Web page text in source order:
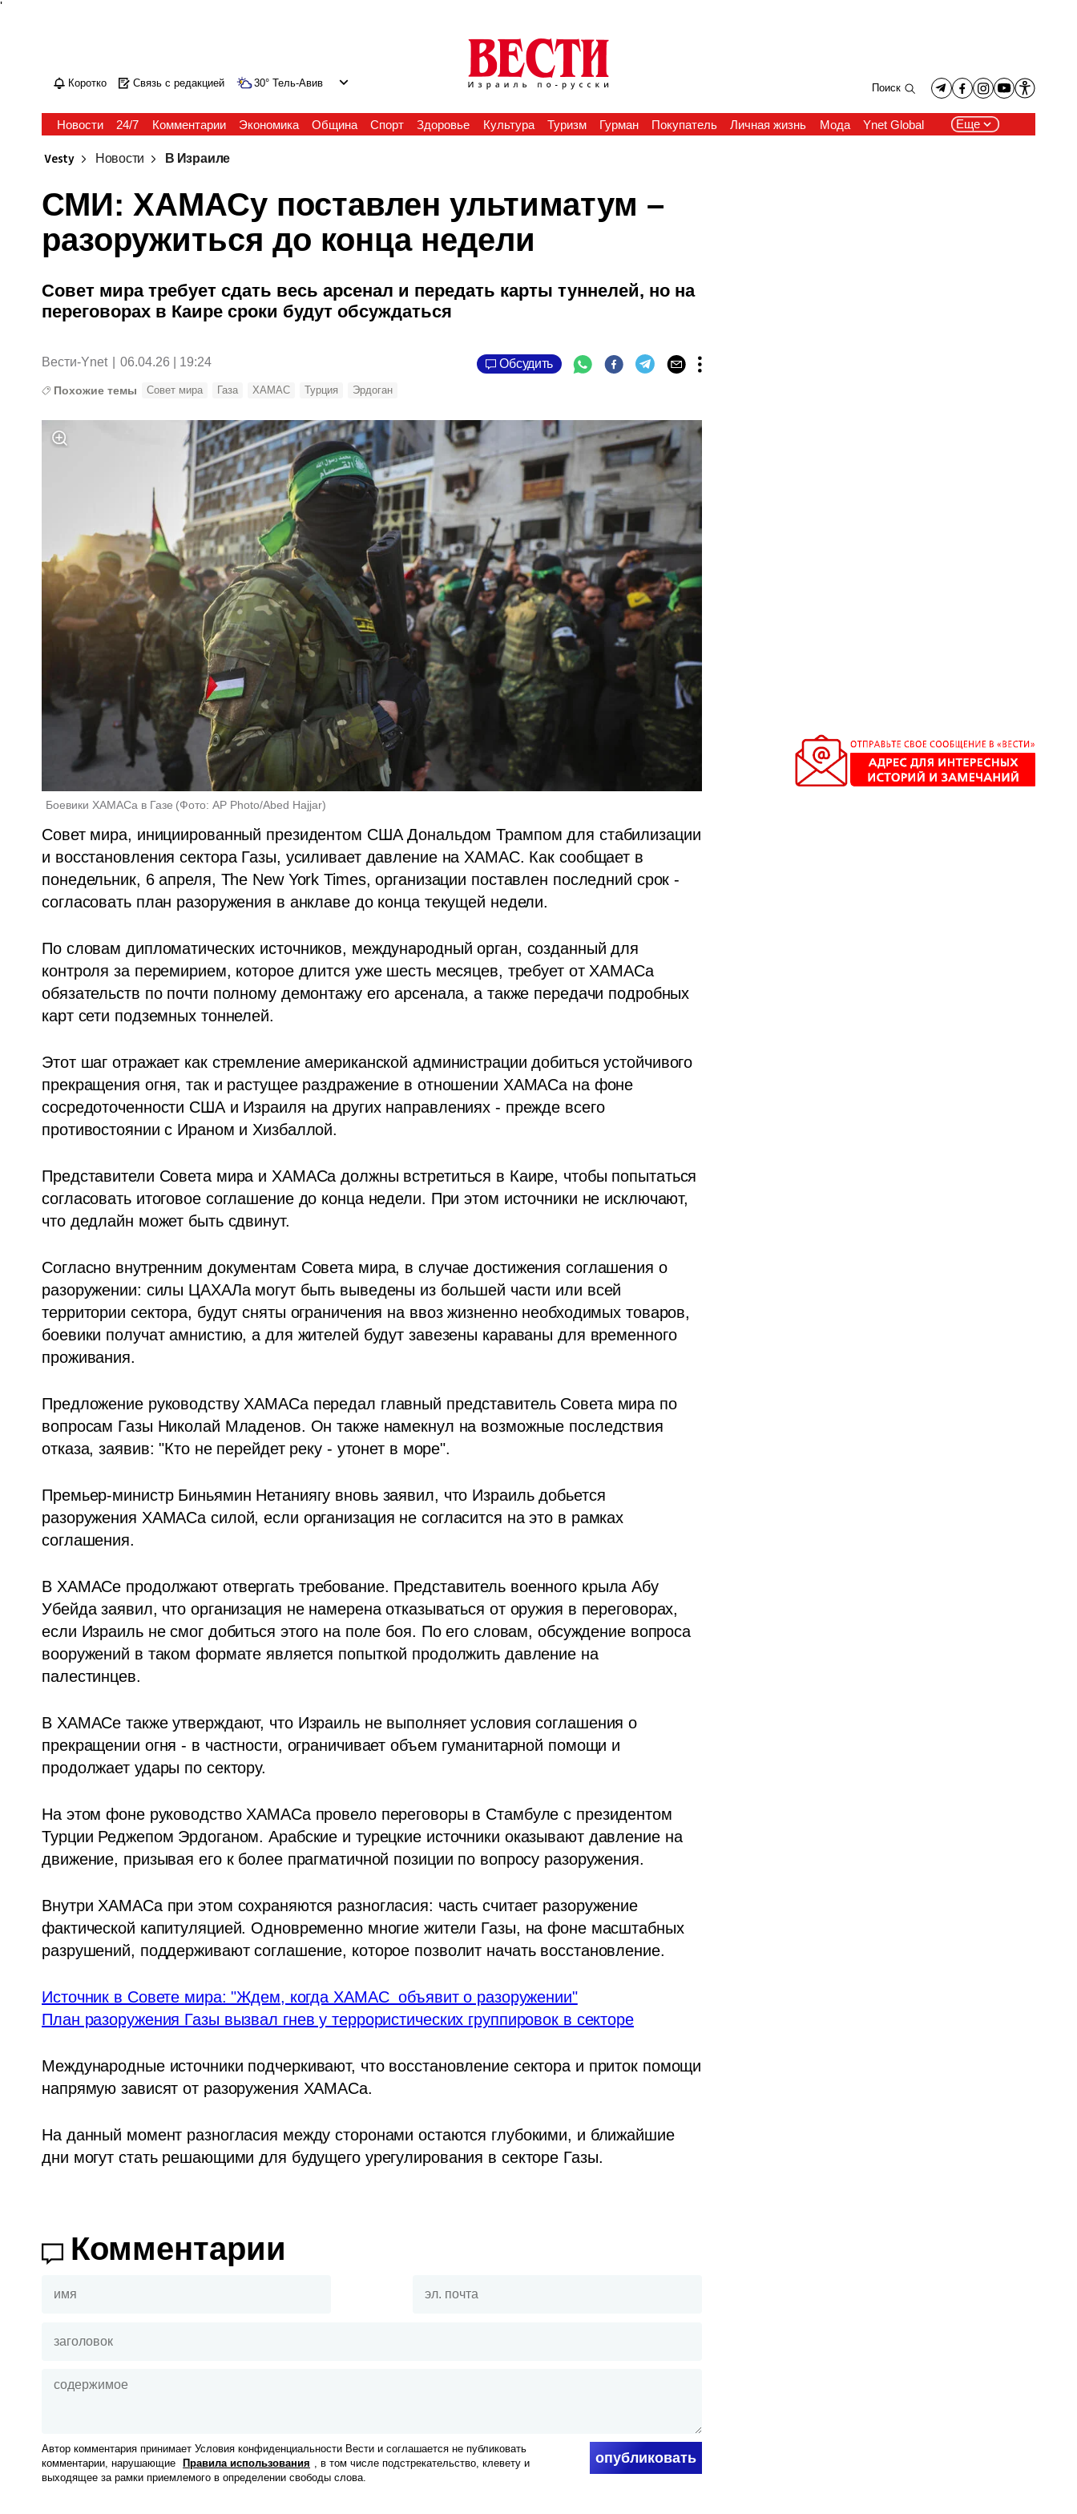
'
Коротко Связь с редакцией 30° Тель-Авив Поиск
Новости 24/7 Комментарии Экономика Община Спорт Здоровье Культура Туризм Гурман Покупатель Личная жизнь Мода Ynet Global Еще
Vesty Новости В Израиле
СМИ: ХАМАСу поставлен ультиматум –
разоружиться до конца недели
Совет мира требует сдать весь арсенал и передать карты туннелей, но на
переговорах в Каире сроки будут обсуждаться
Вести-Ynet 06.04.26 | 19:24 Обсудить
Похожие темы Совет мира Газа ХАМАС Турция Эрдоган
Боевики ХАМАСа в Газе (Фото: AP Photo/Abed Hajjar)
Совет мира, инициированный президентом США Дональдом Трампом для стабилизации
и восстановления сектора Газы, усиливает давление на ХАМАС. Как сообщает в
понедельник, 6 апреля, The New York Times, организации поставлен последний срок -
согласовать план разоружения в анклаве до конца текущей недели.
По словам дипломатических источников, международный орган, созданный для
контроля за перемирием, которое длится уже шесть месяцев, требует от ХАМАСа
обязательств по почти полному демонтажу его арсенала, а также передачи подробных
карт сети подземных тоннелей.
Этот шаг отражает как стремление американской администрации добиться устойчивого
прекращения огня, так и растущее раздражение в отношении ХАМАСа на фоне
сосредоточенности США и Израиля на других направлениях - прежде всего
противостоянии с Ираном и Хизбаллой.
Представители Совета мира и ХАМАСа должны встретиться в Каире, чтобы попытаться
согласовать итоговое соглашение до конца недели. При этом источники не исключают,
что дедлайн может быть сдвинут.
Согласно внутренним документам Совета мира, в случае достижения соглашения о
разоружении: силы ЦАХАЛа могут быть выведены из большей части или всей
территории сектора, будут сняты ограничения на ввоз жизненно необходимых товаров,
боевики получат амнистию, а для жителей будут завезены караваны для временного
проживания.
Предложение руководству ХАМАСа передал главный представитель Совета мира по
вопросам Газы Николай Младенов. Он также намекнул на возможные последствия
отказа, заявив: "Кто не перейдет реку - утонет в море".
Премьер-министр Биньямин Нетаниягу вновь заявил, что Израиль добьется
разоружения ХАМАСа силой, если организация не согласится на это в рамках
соглашения.
В ХАМАСе продолжают отвергать требование. Представитель военного крыла Абу
Убейда заявил, что организация не намерена отказываться от оружия в переговорах,
если Израиль не смог добиться этого на поле боя. По его словам, обсуждение вопроса
вооружений в таком формате является попыткой продолжить давление на
палестинцев.
В ХАМАСе также утверждают, что Израиль не выполняет условия соглашения о
прекращении огня - в частности, ограничивает объем гуманитарной помощи и
продолжает удары по сектору.
На этом фоне руководство ХАМАСа провело переговоры в Стамбуле с президентом
Турции Реджепом Эрдоганом. Арабские и турецкие источники оказывают давление на
движение, призывая его к более прагматичной позиции по вопросу разоружения.
Внутри ХАМАСа при этом сохраняются разногласия: часть считает разоружение
фактической капитуляцией. Одновременно многие жители Газы, на фоне масштабных
разрушений, поддерживают соглашение, которое позволит начать восстановление.
Источник в Совете мира: "Ждем, когда ХАМАС  объявит о разоружении"
План разоружения Газы вызвал гнев у террористических группировок в секторе
Международные источники подчеркивают, что восстановление сектора и приток помощи
напрямую зависят от разоружения ХАМАСа.
На данный момент разногласия между сторонами остаются глубокими, и ближайшие
дни могут стать решающими для будущего урегулирования в секторе Газы.
Комментарии
Автор комментария принимает Условия конфиденциальности Вести и соглашается не публиковать
комментарии, нарушающие
Правила использования , в том числе подстрекательство, клевету и
выходящее за рамки приемлемого в определении свободы слова.
опубликовать